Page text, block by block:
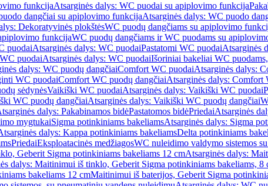
funkcijaAtsarginės dalys: WC puodai su apiplovimo funkcija
dangčiai su apiplovimo funkcijaAtsarginės dalys: WC puodo
Dekoratyvinės plokštėsWC puodų dangčiams su apiplovimo
funkcijaWC puodų dangčiams ir WC puodams su
puodaiAtsarginės dalys: WC puodaiPastatomi WC puodaiAtsarginės
WC puodaiAtsarginės dalys: WC puodaiIšoriniai bakeliai WC
dalys: WC puodų dangčiaiComfort WC puodaiAtsarginės dalys:
WC puodaiComfort WC puodų dangčiaiAtsarginės dalys: Comfort
sėdynėsVaikiški WC puodaiAtsarginės dalys: Vaikiški WC puodai
WC puodų dangčiaiAtsarginės dalys: Vaikiški WC puodų dangčiai
dalys: Pakabinamos bidėPastatomos bidėPriedaiAtsarginės
mygtukaiSigma potinkiniams bakeliamsAtsarginės dalys: Sigma
dalys: Kappa potinkiniams bakeliamsDelta potinkiniams
PriedaiEksploatacinės medžiagosWC nuleidimo valdymo sistemos
Geberit Sigma potinkiniams bakeliams 12 cmAtsarginės dalys:
dalys: Maitinimui iš tinklo, Geberit Sigma potinkiniams bakeliams, 8
bakeliams 12 cmMaitinimui iš baterijos, Geberit Sigma